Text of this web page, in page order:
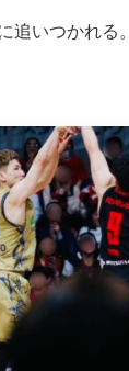
追いつかれる。